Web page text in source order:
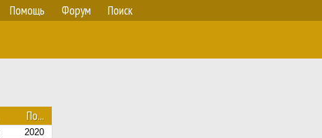
Помощь Форум Поиск
По...
2020